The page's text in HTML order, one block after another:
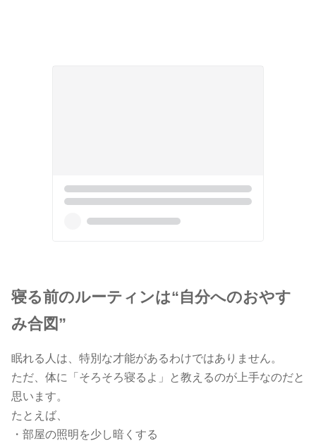
寝る前のルーティンは“自分へのおやす
み合図”
眠れる人は、特別な才能があるわけではありません。
ただ、体に「そろそろ寝るよ」と教えるのが上手なのだと
思います。
たとえば、
・部屋の照明を少し暗くする